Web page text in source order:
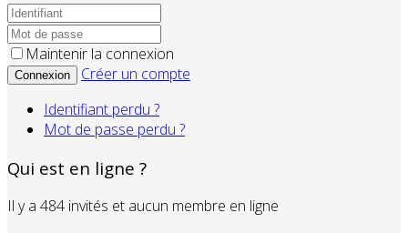
Maintenir la connexion
Connexion
Créer un compte
Identifiant perdu ?
Mot de passe perdu ?
Qui est en ligne ?
Il y a 484 invités et aucun membre en ligne